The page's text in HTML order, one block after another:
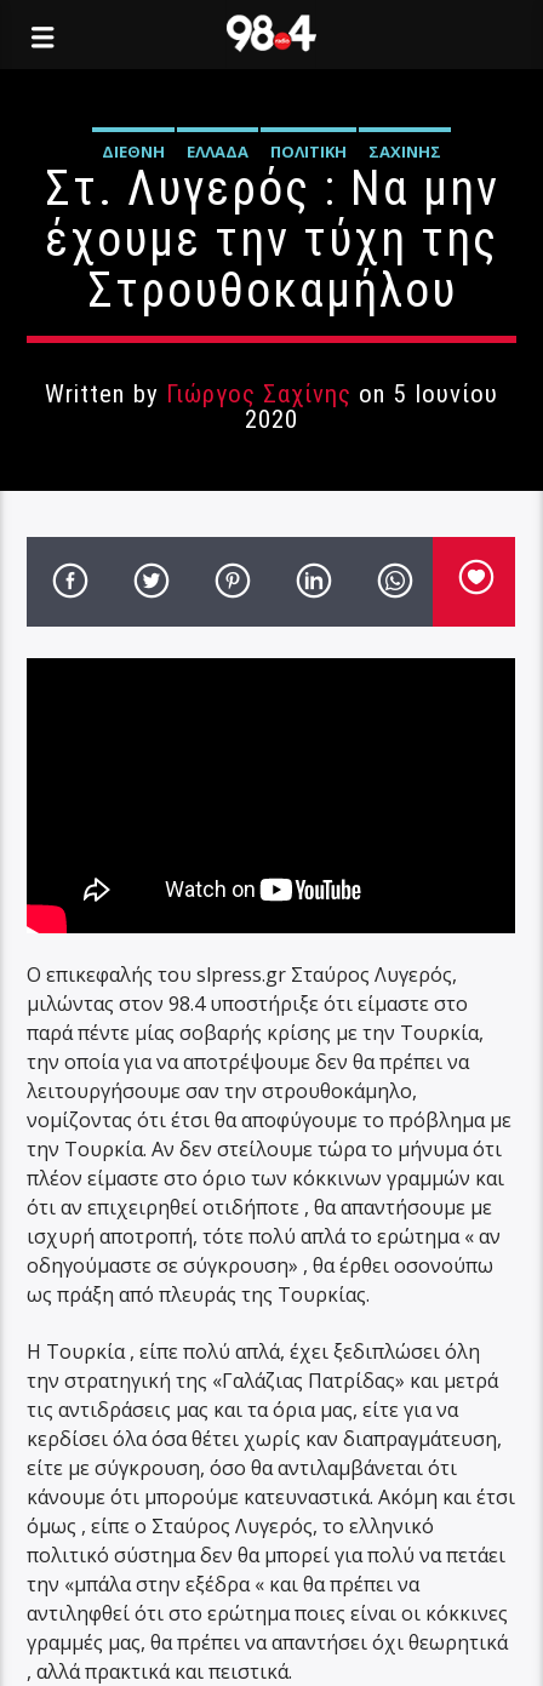
ΔΙΕΘΝΉ ΕΛΛΆΔΑ ΠΟΛΙΤΙΚΉ ΣΑΧΊΝΗΣ
Στ. Λυγερός : Να μην
έχουμε την τύχη της
Στρουθοκαμήλου
Written by Γιώργος Σαχίνης on 5 Ιουνίου
2020
Ο επικεφαλής του slpress.gr Σταύρος Λυγερός,
μιλώντας στον 98.4 υποστήριξε ότι είμαστε στο
παρά πέντε μίας σοβαρής κρίσης με την Τουρκία,
την οποία για να αποτρέψουμε δεν θα πρέπει να
λειτουργήσουμε σαν την στρουθοκάμηλο,
νομίζοντας ότι έτσι θα αποφύγουμε το πρόβλημα με
την Τουρκία. Αν δεν στείλουμε τώρα το μήνυμα ότι
πλέον είμαστε στο όριο των κόκκινων γραμμών και
ότι αν επιχειρηθεί οτιδήποτε , θα απαντήσουμε με
ισχυρή αποτροπή, τότε πολύ απλά το ερώτημα « αν
οδηγούμαστε σε σύγκρουση» , θα έρθει οσονούπω
ως πράξη από πλευράς της Τουρκίας.
Η Τουρκία , είπε πολύ απλά, έχει ξεδιπλώσει όλη
την στρατηγική της «Γαλάζιας Πατρίδας» και μετρά
τις αντιδράσεις μας και τα όρια μας, είτε για να
κερδίσει όλα όσα θέτει χωρίς καν διαπραγμάτευση,
είτε με σύγκρουση, όσο θα αντιλαμβάνεται ότι
κάνουμε ότι μπορούμε κατευναστικά. Ακόμη και έτσι
όμως , είπε ο Σταύρος Λυγερός, το ελληνικό
πολιτικό σύστημα δεν θα μπορεί για πολύ να πετάει
την «μπάλα στην εξέδρα « και θα πρέπει να
αντιληφθεί ότι στο ερώτημα ποιες είναι οι κόκκινες
γραμμές μας, θα πρέπει να απαντήσει όχι θεωρητικά
, αλλά πρακτικά και πειστικά.